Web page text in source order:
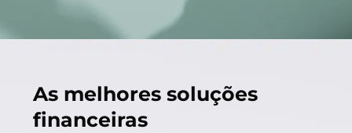
As melhores soluções
financeiras